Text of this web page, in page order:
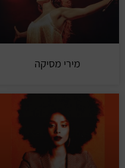
מירי מסיקה